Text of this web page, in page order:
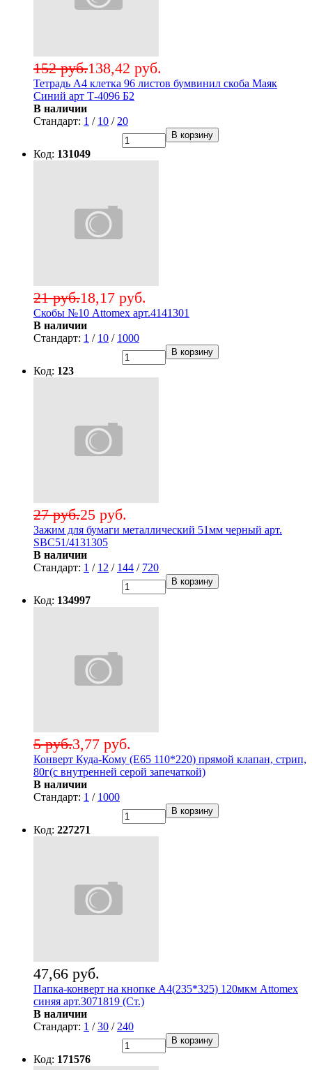
138,42 руб.
152 руб.
Тетрадь А4 клетка 96 листов бумвинил скоба Маяк
Синий арт Т-4096 Б2
В наличии
Стандарт: 1 / 10 / 20
В корзину
Код: 131049
18,17 руб.
21 руб.
Скобы №10 Attomex арт.4141301
В наличии
Стандарт: 1 / 10 / 1000
В корзину
Код: 123
25 руб.
27 руб.
Зажим для бумаги металлический 51мм черный арт.
SBC51/4131305
В наличии
Стандарт: 1 / 12 / 144 / 720
В корзину
Код: 134997
3,77 руб.
5 руб.
Конверт Куда-Кому (Е65 110*220) прямой клапан, стрип,
80г(с внутренней серой запечаткой)
В наличии
Стандарт: 1 / 1000
В корзину
Код: 227271
47,66 руб.
Папка-конверт на кнопке А4(235*325) 120мкм Attomex
синяя арт.3071819 (Ст.)
В наличии
Стандарт: 1 /30 / 240
В корзину
Код: 171576